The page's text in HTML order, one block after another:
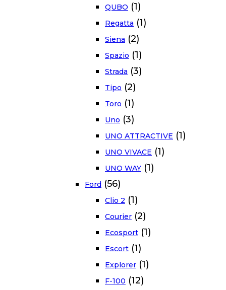
QUBO (1)
Regatta (1)
Siena (2)
Spazio (1)
Strada (3)
Tipo (2)
Toro (1)
Uno (3)
UNO ATTRACTIVE (1)
UNO VIVACE (1)
UNO WAY (1)
Ford (56)
Clio 2 (1)
Courier (2)
Ecosport (1)
Escort (1)
Explorer (1)
F-100 (12)